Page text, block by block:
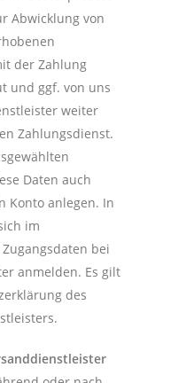
Abwicklung von
der Zahlung
und ggf. von uns
weiter
Zahlungsdienst.
Daten auch
Konto anlegen. In
im
bei
anmelden. Es gilt
des